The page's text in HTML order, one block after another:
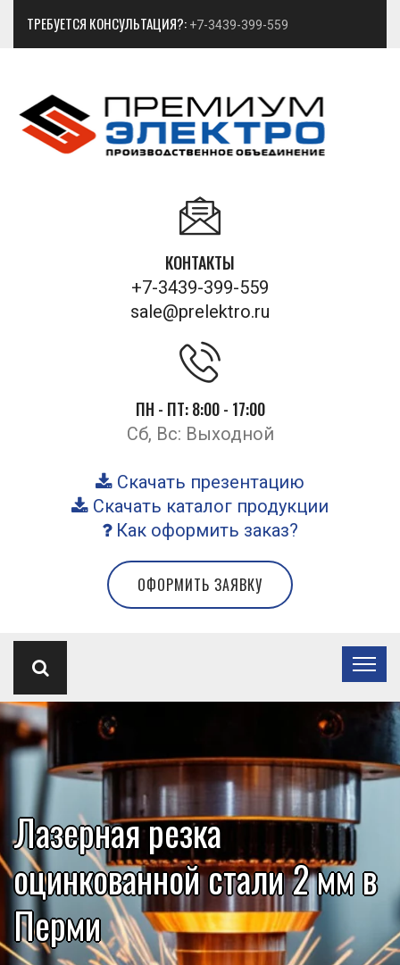
ТРЕБУЕТСЯ КОНСУЛЬТАЦИЯ?: +7-3439-399-559
КОНТАКТЫ
+7-3439-399-559
sale@prelektro.ru
ПН - ПТ: 8:00 - 17:00
Сб, Вс: Выходной
Скачать презентацию
Скачать каталог продукции
Как оформить заказ?
ОФОРМИТЬ ЗАЯВКУ
Лазерная резка
оцинкованной стали 2 мм в
Перми